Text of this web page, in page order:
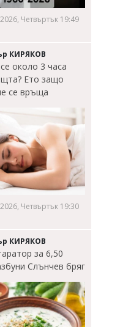
Четвъртък 19:49
КИРЯКОВ
около 3 часа
Ето защо
се връща
Четвъртък 19:30
КИРЯКОВ
за 6,50
Слънчев бряг